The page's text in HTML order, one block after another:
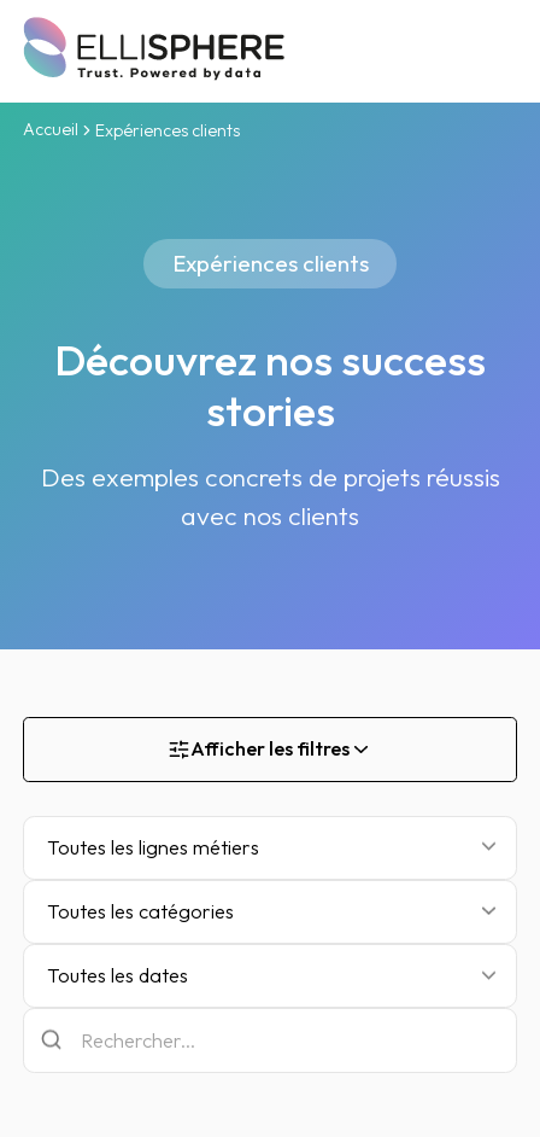
Accueil Expériences clients
Expériences clients
Découvrez nos success
stories
Des exemples concrets de projets réussis
avec nos clients
Afficher les filtres
Toutes les lignes métiers
Toutes les catégories
Toutes les dates